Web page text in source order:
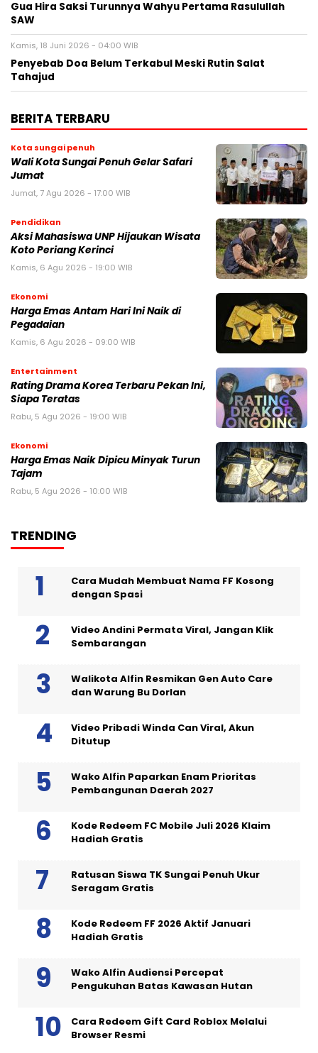
Gua Hira Saksi Turunnya Wahyu Pertama Rasulullah
SAW
Kamis, 18 Juni 2026 - 04:00 WIB
Penyebab Doa Belum Terkabul Meski Rutin Salat
Tahajud
BERITA TERBARU
Kota sungai penuh
Wali Kota Sungai Penuh Gelar Safari
Jumat
Jumat, 7 Agu 2026 - 17:00 WIB
Pendidikan
Aksi Mahasiswa UNP Hijaukan Wisata
Koto Periang Kerinci
Kamis, 6 Agu 2026 - 19:00 WIB
Ekonomi
Harga Emas Antam Hari Ini Naik di
Pegadaian
Kamis, 6 Agu 2026 - 09:00 WIB
Entertainment
Rating Drama Korea Terbaru Pekan Ini,
Siapa Teratas
Rabu, 5 Agu 2026 - 19:00 WIB
Ekonomi
Harga Emas Naik Dipicu Minyak Turun
Tajam
Rabu, 5 Agu 2026 - 10:00 WIB
TRENDING
Cara Mudah Membuat Nama FF Kosong
dengan Spasi
Video Andini Permata Viral, Jangan Klik
Sembarangan
Walikota Alfin Resmikan Gen Auto Care
dan Warung Bu Dorlan
Video Pribadi Winda Can Viral, Akun
Ditutup
Wako Alfin Paparkan Enam Prioritas
Pembangunan Daerah 2027
Kode Redeem FC Mobile Juli 2026 Klaim
Hadiah Gratis
Ratusan Siswa TK Sungai Penuh Ukur
Seragam Gratis
Kode Redeem FF 2026 Aktif Januari
Hadiah Gratis
Wako Alfin Audiensi Percepat
Pengukuhan Batas Kawasan Hutan
Cara Redeem Gift Card Roblox Melalui
Browser Resmi